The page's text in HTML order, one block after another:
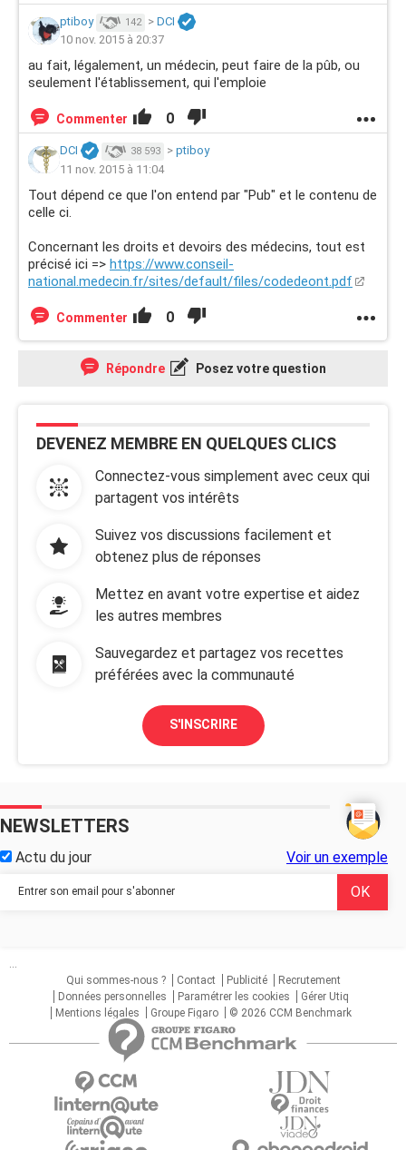
ptiboy 142 > DCI
10 nov. 2015 à 20:37
au fait, légalement, un médecin, peut faire de la pûb, ou
seulement l'établissement, qui l'emploie
Commenter 0
DCI 38 593 > ptiboy
11 nov. 2015 à 11:04
Tout dépend ce que l'on entend par "Pub" et le contenu de
celle ci.
Concernant les droits et devoirs des médecins, tout est
précisé ici => https://www.conseil-
national.medecin.fr/sites/default/files/codedeont.pdf
Commenter 0
Répondre Posez votre question
DEVENEZ MEMBRE EN QUELQUES CLICS
Connectez-vous simplement avec ceux qui
partagent vos intérêts
Suivez vos discussions facilement et
obtenez plus de réponses
Mettez en avant votre expertise et aidez
les autres membres
Sauvegardez et partagez vos recettes
préférées avec la communauté
S'INSCRIRE
NEWSLETTERS
Actu du jour Voir un exemple
Qui sommes-nous ?
Contact Publicité
Recrutement
Données personnelles
Paramétrer les cookies
Gérer Utiq
Mentions légales
Groupe Figaro © 2026 CCM Benchmark